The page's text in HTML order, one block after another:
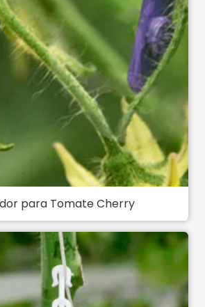
para Tomate Cherry